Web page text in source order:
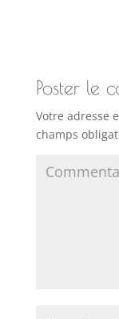
Poster le
Votre adresse
champs